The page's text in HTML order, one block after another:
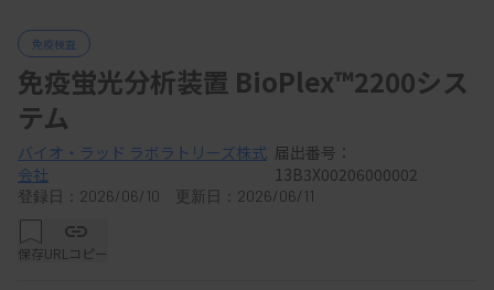
免疫検査
免疫蛍光分析装置 BioPlex™2200シス
テム
バイオ・ラッド ラボラトリーズ株式
会社
届出番号：
13B3X00206000002
登録日：2026/06/10 更新日：2026/06/11
保存URLコピー